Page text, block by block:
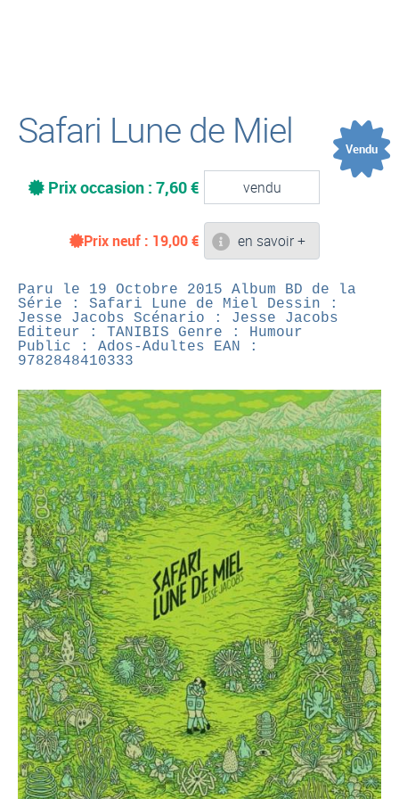
Safari Lune de Miel Vendu
Prix occasion : 7,60 € vendu
Prix neuf : 19,00€ en savoir +
Paru le 19 Octobre 2015 Album BD de la
Série : Safari Lune de Miel Dessin :
Jesse Jacobs Scénario : Jesse Jacobs
Editeur : TANIBIS Genre : Humour
Public : Ados-Adultes EAN :
9782848410333